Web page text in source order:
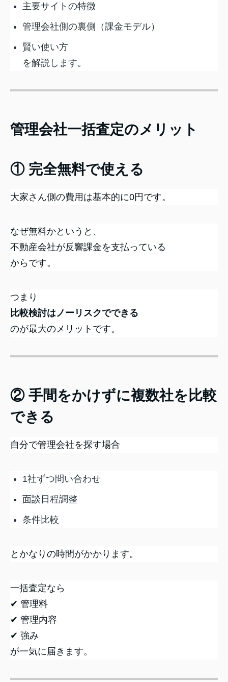
主要サイトの特徴
管理会社側の裏側（課金モデル）
賢い使い方
を解説します。
管理会社一括査定のメリット
① 完全無料で使える
大家さん側の費用は基本的に0円です。
なぜ無料かというと、
不動産会社が反響課金を支払っている
からです。
つまり
比較検討はノーリスクでできる
のが最大のメリットです。
② 手間をかけずに複数社を比較
できる
自分で管理会社を探す場合
1社ずつ問い合わせ
面談日程調整
条件比較
とかなりの時間がかかります。
一括査定なら
✔ 管理料
✔ 管理内容
✔ 強み
が一気に届きます。